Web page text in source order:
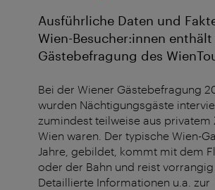
Ausführliche Daten und
Wien-Besucher:innen
Gästebefragung des
Bei der Wiener Gästebefragung
wurden Nächtigungsgäste
zumindest teilweise aus privatem
Wien waren. Der typische Wien-
Jahre, gebildet, kommt mit dem
oder der Bahn und reist vorrangig
Detaillierte Informationen u.a. zur